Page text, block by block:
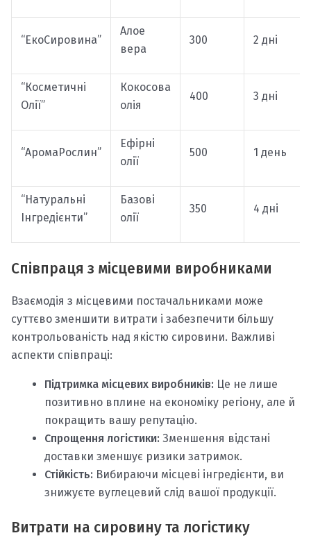
“ЕкоСировина”
Алое
вера
300 2 дні
“Косметичні
Олії”
Кокосова
олія
400 3 дні
“АромаРослин”
Ефірні
олії
500 1 день
“Натуральні
Інгредієнти”
Базові
олії
350 4 дні
Співпраця з місцевими виробниками
Взаємодія з місцевими постачальниками може
суттєво зменшити витрати і забезпечити більшу
контрольованість над якістю сировини. Важливі
аспекти співпраці:
Підтримка місцевих виробників: Це не лише
позитивно вплине на економіку регіону, але й
покращить вашу репутацію.
Спрощення логістики: Зменшення відстані
доставки зменшує ризики затримок.
Стійкість: Вибираючи місцеві інгредієнти, ви
знижуєте вуглецевий слід вашої продукції.
Витрати на сировину та логістику